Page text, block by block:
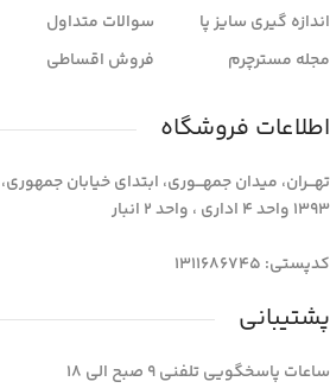
اندازه گیری سایز پا
مجله مسترچرم
سوالات متداول
فروش اقساطی
اطلاعات فروشگاه
تهـــران، میدان جمهـــوری، ابتدای خیابان
1393 واحد 4 اداری ، واحد 2 انبار
کدپستی: 1311686745
پشتیبانی
ساعات پاسخگویی تلفنی 9 صبح الی 18